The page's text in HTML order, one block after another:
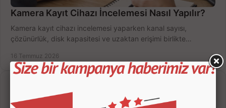
Kamera Kayıt Cihazı İncelemesi Nasıl Yapılır?
Kamera kayıt cihazı incelemesi yaparken kanal sayısı,
çözünürlük, disk kapasitesi ve uzaktan erişimi birlikte
16 Temmuz 2026